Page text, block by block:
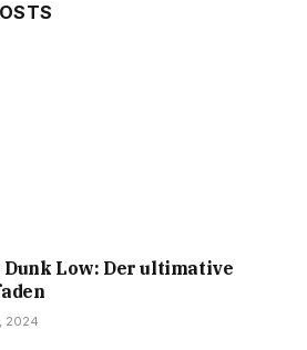
Dunk Low: Der ultimative
2024